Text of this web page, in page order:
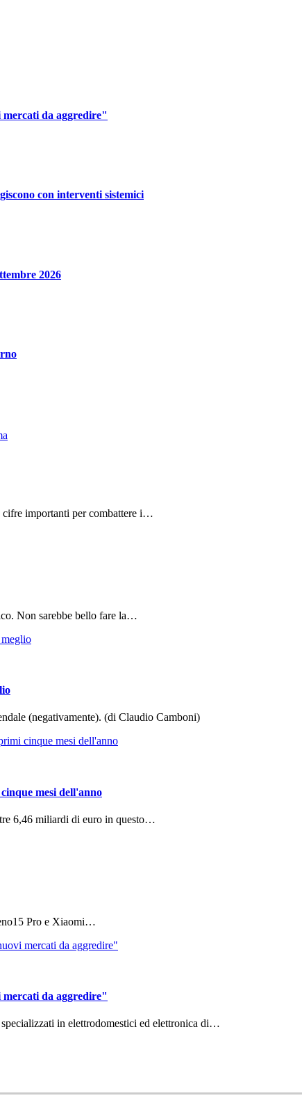
da aggredire"
con interventi sistemici
2026
importanti per combattere i…
Non sarebbe bello fare la…
(negativamente). (di Claudio Camboni)
mesi dell'anno
6,46 miliardi di euro in questo…
Pro e Xiaomi…
da aggredire"
in elettrodomestici ed elettronica di…